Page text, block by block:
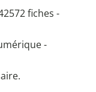
fiches -
-